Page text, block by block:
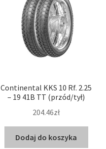
Continental KKS 10 Rf. 2.25
– 19 41B TT (przód/tył)
204.46zł
Dodaj do koszyka